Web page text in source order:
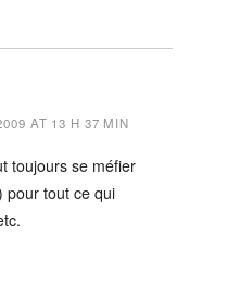
AT 13 H 37 MIN
toujours se méfier
pour tout ce qui